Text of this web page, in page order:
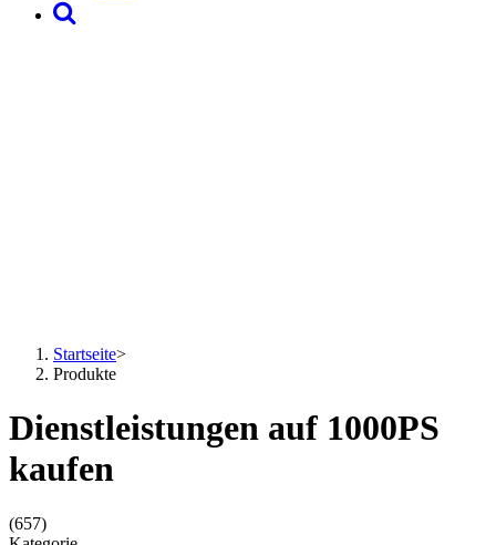
Startseite>
Produkte
Dienstleistungen auf 1000PS
kaufen
(657)